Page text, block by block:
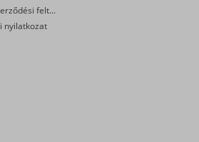
Általános szerződési feltételek
nyilatkozat